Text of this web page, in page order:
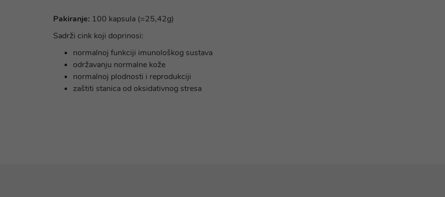
Pakiranje: 100 kapsula (=25,42g)
Sadrži cink koji doprinosi:
normalnoj funkciji imunološkog sustava
održavanju normalne kože
normalnoj plodnosti i reprodukciji
zaštiti stanica od oksidativnog stresa